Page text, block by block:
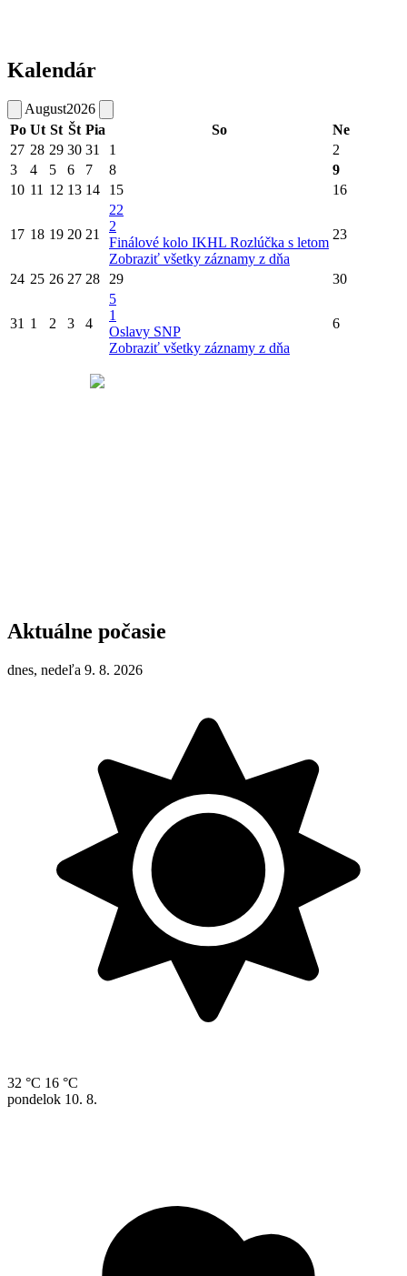
Kalendár
August2026
Po Ut St Št Pia So
Ne
27 28 29 30 31 1
2
3
4 5 6 7 8
9
10 11 12 13 14 15 16
17 18 19 20 21
22
2
Finálové kolo IKHL Rozlúčka s letom
Zobraziť všetky záznamy z dňa
23
24 25 26 27 28 29 30
31 1 2 3 4
5
1
Oslavy SNP
Zobraziť všetky záznamy z dňa
6
Aktuálne počasie
dnes, nedeľa 9. 8. 2026
32 °C 16 °C
pondelok 10. 8.